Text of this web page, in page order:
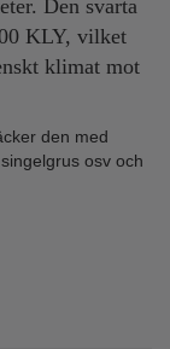
Den svarta
KLY, vilket
klimat mot
den med
osv och